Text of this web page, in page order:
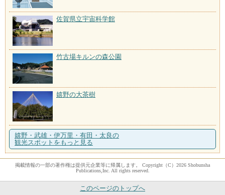
佐賀県立宇宙科学館
竹古場キルンの森公園
嬉野の大茶樹
嬉野・武雄・伊万里・有田・太良の
観光スポットをもっと見る
掲載情報の一部の著作権は提供元企業等に帰属します。 Copyright（C）2026 Shobunsha
Publications,Inc. All rights reserved.
このページのトップへ